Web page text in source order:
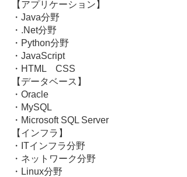
【アプリケーション】
・Java分野
・.Net分野
・Python分野
・JavaScript
・HTML CSS
【データベース】
・Oracle
・MySQL
・Microsoft SQL Server
【インフラ】
・ITインフラ分野
・ネットワーク分野
・Linux分野